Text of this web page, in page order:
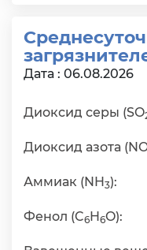
Дата : 06.08.2026
Диоксид серы (SO
Диоксид азота
Аммиак (NH3):
Фенол (C6H6O):